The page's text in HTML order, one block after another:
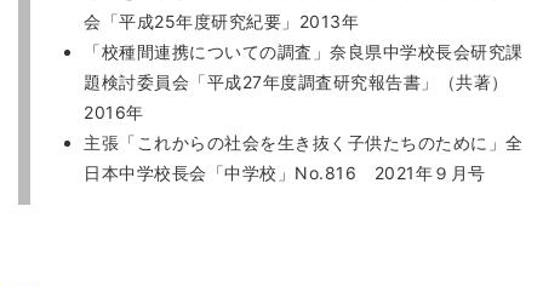
会「平成25年度研究紀要」2013年
「校種間連携についての調査」奈良県中学校長会研究課
題検討委員会「平成27年度調査研究報告書」（共著）
2016年
主張「これからの社会を生き抜く子供たちのために」全
日本中学校長会「中学校」No.816 2021年９月号